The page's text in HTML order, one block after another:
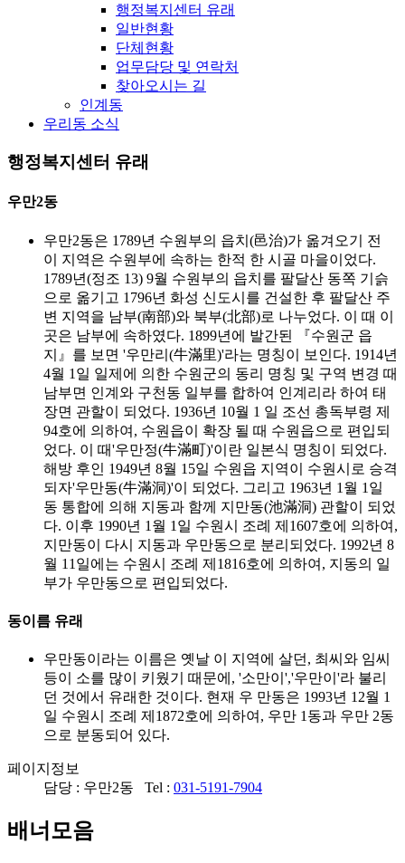
행정복지센터 유래
일반현황
단체현황
업무담당 및 연락처
찾아오시는 길
인계동
우리동 소식
행정복지센터 유래
우만2동
우만2동은 1789년 수원부의 읍치(邑治)가 옮겨오기 전
이 지역은 수원부에 속하는 한적 한 시골 마을이었다.
1789년(정조 13) 9월 수원부의 읍치를 팔달산 동쪽 기슭
으로 옮기고 1796년 화성 신도시를 건설한 후 팔달산 주
변 지역을 남부(南部)와 북부(北部)로 나누었다. 이 때 이
곳은 남부에 속하였다. 1899년에 발간된 『수원군 읍
지』를 보면 '우만리(牛滿里)'라는 명칭이 보인다. 1914년
4월 1일 일제에 의한 수원군의 동리 명칭 및 구역 변경 때
남부면 인계와 구천동 일부를 합하여 인계리라 하여 태
장면 관할이 되었다. 1936년 10월 1 일 조선 총독부령 제
94호에 의하여, 수원읍이 확장 될 때 수원읍으로 편입되
었다. 이 때'우만정(牛滿町)'이란 일본식 명칭이 되었다.
해방 후인 1949년 8월 15일 수원읍 지역이 수원시로 승격
되자'우만동(牛滿洞)'이 되었다. 그리고 1963년 1월 1일
동 통합에 의해 지동과 함께 지만동(池滿洞) 관할이 되었
다. 이후 1990년 1월 1일 수원시 조례 제1607호에 의하여,
지만동이 다시 지동과 우만동으로 분리되었다. 1992년 8
월 11일에는 수원시 조례 제1816호에 의하여, 지동의 일
부가 우만동으로 편입되었다.
동이름 유래
우만동이라는 이름은 옛날 이 지역에 살던, 최씨와 임씨
등이 소를 많이 키웠기 때문에, '소만이','우만이'라 불리
던 것에서 유래한 것이다. 현재 우 만동은 1993년 12월 1
일 수원시 조례 제1872호에 의하여, 우만 1동과 우만 2동
으로 분동되어 있다.
페이지정보
담당 : 우만2동 Tel : 031-5191-7904
배너모음